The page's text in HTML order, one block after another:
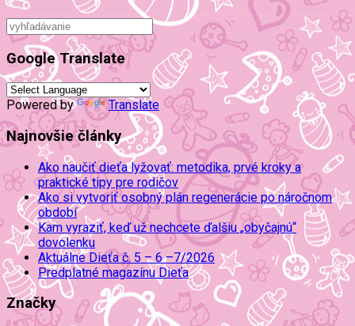
Google Translate
Powered by Translate
Najnovšie články
Ako naučiť dieťa lyžovať: metodika, prvé kroky a
praktické tipy pre rodičov
Ako si vytvoriť osobný plán regenerácie po náročnom
období
Kam vyraziť, keď už nechcete ďalšiu „obyčajnú“
dovolenku
Aktuálne Dieťa č. 5 – 6 –7/2026
Predplatné magazínu Dieťa
Značky